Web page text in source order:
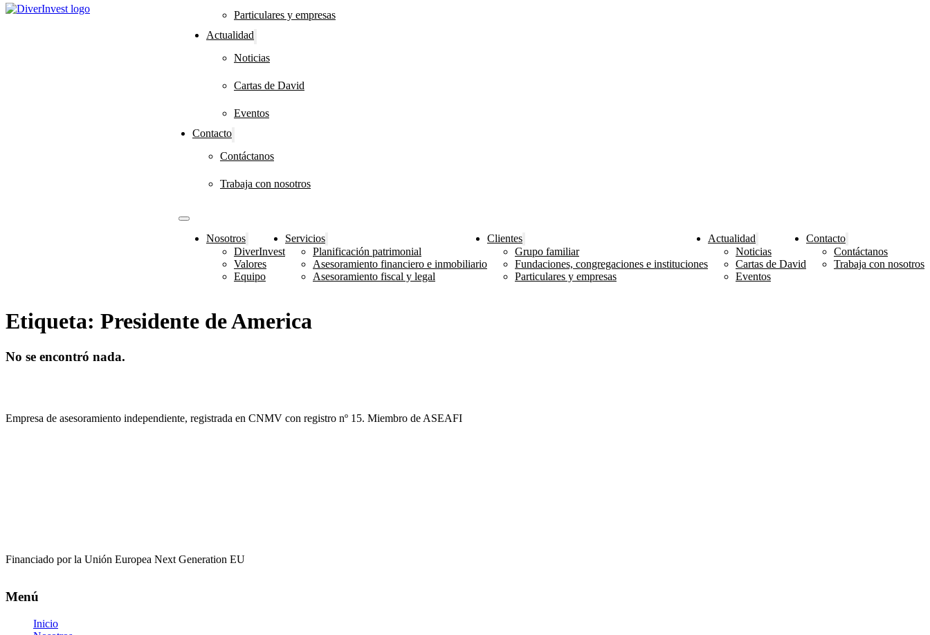
Particulares y empresas
Actualidad
Noticias
Cartas de David
Eventos
Contacto
Contáctanos
Trabaja con nosotros
Nosotros
DiverInvest
Valores
Equipo
Servicios
Planificación patrimonial
Asesoramiento financiero e inmobiliario
Asesoramiento fiscal y legal
Clientes
Grupo familiar
Fundaciones, congregaciones e instituciones
Particulares y empresas
Actualidad
Noticias
Cartas de David
Eventos
Contacto
Contáctanos
Trabaja con nosotros
Etiqueta: Presidente de America
No se encontró nada.
Empresa de asesoramiento independiente, registrada en CNMV con registro nº 15. Miembro de ASEAFI
Financiado por la Unión Europea Next Generation EU
Menú
Inicio